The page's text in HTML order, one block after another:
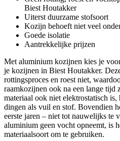
Biest Houtakker
Uiterst duurzame stofsoort
Kozijn behoeft niet veel
Goede isolatie
Aantrekkelijke prijzen
Met aluminium kozijnen kies je
je kozijnen in Biest Houtakker.
rottingsproces en roest niet,
raamkozijnen ook na een lange tijd
materiaal ook niet elektrostatisch
dingen als vuil en stof. Bovendien
eerste jaren – niet tot nauwelijks te
aluminium geen vocht opneemt, is
materiaalsoort om te gebruiken.